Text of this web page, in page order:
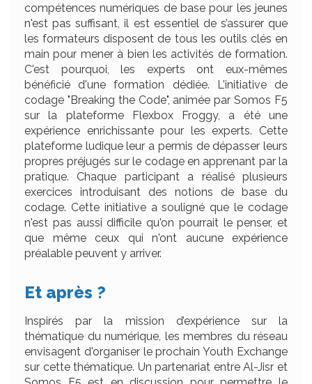
compétences numériques de base pour les jeunes
n'est pas suffisant, il est essentiel de s’assurer que
les formateurs disposent de tous les outils clés en
main pour mener à bien les activités de formation.
C'est pourquoi, les experts ont eux-mêmes
bénéficié d'une formation dédiée. L'initiative de
codage "Breaking the Code", animée par Somos F5
sur la plateforme Flexbox Froggy, a été une
expérience enrichissante pour les experts. Cette
plateforme ludique leur a permis de dépasser leurs
propres préjugés sur le codage en apprenant par la
pratique. Chaque participant a réalisé plusieurs
exercices introduisant des notions de base du
codage. Cette initiative a souligné que le codage
n'est pas aussi difficile qu'on pourrait le penser, et
que même ceux qui n'ont aucune expérience
préalable peuvent y arriver.
Et après ?
Inspirés par la mission d’expérience sur la
thématique du numérique, les membres du réseau
envisagent d'organiser le prochain Youth Exchange
sur cette thématique. Un partenariat entre Al-Jisr et